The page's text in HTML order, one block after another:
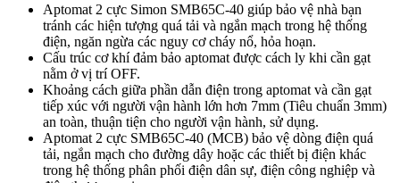
Aptomat 2 cực Simon SMB65C-40 giúp bảo vệ nhà bạn
tránh các hiện tượng quá tải và ngắn mạch trong hệ thống
điện, ngăn ngừa các nguy cơ cháy nổ, hỏa hoạn.
Cấu trúc cơ khí đảm bảo aptomat được cách ly khi cần gạt
nằm ở vị trí OFF.
Khoảng cách giữa phần dẫn điện trong aptomat và cần gạt
tiếp xúc với người vận hành lớn hơn 7mm (Tiêu chuẩn 3mm)
an toàn, thuận tiện cho người vận hành, sử dụng.
Aptomat 2 cực SMB65C-40 (MCB) bảo vệ dòng điện quá
tải, ngắn mạch cho đường dây hoặc các thiết bị điện khác
trong hệ thống phân phối điện dân sự, điện công nghiệp và